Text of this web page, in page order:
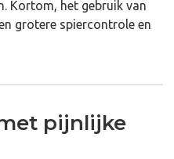
Kortom, het gebruik van
grotere spiercontrole en
pijnlijke